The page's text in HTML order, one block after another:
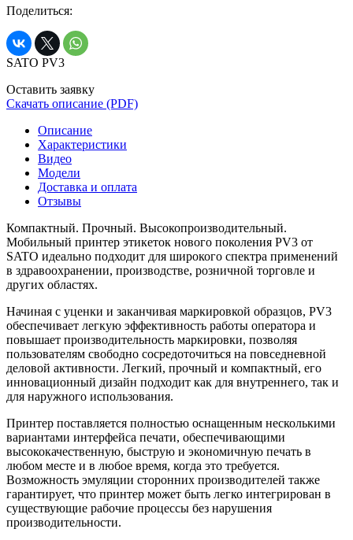
Поделиться:
SATO PV3
Оставить заявку
Скачать описание (PDF)
Описание
Характеристики
Видео
Модели
Доставка и оплата
Отзывы
Компактный. Прочный. Высокопроизводительный.
Мобильный принтер этикеток нового поколения PV3 от
SATO идеально подходит для широкого спектра применений
в здравоохранении, производстве, розничной торговле и
других областях.
Начиная с уценки и заканчивая маркировкой образцов, PV3
обеспечивает легкую эффективность работы оператора и
повышает производительность маркировки, позволяя
пользователям свободно сосредоточиться на повседневной
деловой активности. Легкий, прочный и компактный, его
инновационный дизайн подходит как для внутреннего, так и
для наружного использования.
Принтер поставляется полностью оснащенным несколькими
вариантами интерфейса печати, обеспечивающими
высококачественную, быструю и экономичную печать в
любом месте и в любое время, когда это требуется.
Возможность эмуляции сторонних производителей также
гарантирует, что принтер может быть легко интегрирован в
существующие рабочие процессы без нарушения
производительности.